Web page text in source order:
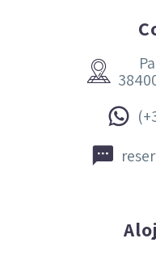





